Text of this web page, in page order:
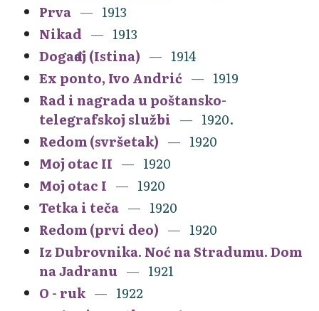
Prva
1913
Nikad
1913
Događaj (Istina)
1914
Ex ponto, Ivo Andrić
1919
Rad i nagrada u poštansko-
telegrafskoj službi
1920.
Redom (svršetak)
1920
Moj otac II
1920
Moj otac I
1920
Tetka i teča
1920
Redom (prvi deo)
1920
Iz Dubrovnika. Noć na Stradumu. Dom
na Jadranu
1921
O - ruk
1922